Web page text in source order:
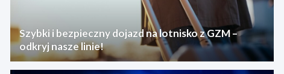
Szybki i bezpieczny dojazd na lotnisko z GZM –
odkryj nasze linie!